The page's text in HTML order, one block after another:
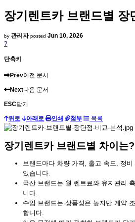
장기렌트카 브랜드별 장
by 관리자 posted Jun 10, 2026
?
단축키
Prev이전 문서
Next다음 문서
ESC닫기
위로 아래로 인쇄 첨부 목록
장기렌트카 브랜드별 차이는?
브랜드마다 차량 가격, 출고 속도, 정
있습니다.
국산 브랜드는 월 렌트료와 유지관리
니다.
수입 브랜드는 상품성은 높지만 계약
합니다.